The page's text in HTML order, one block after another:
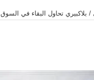
/ بلاكبيري تحاول البقاء في السوق